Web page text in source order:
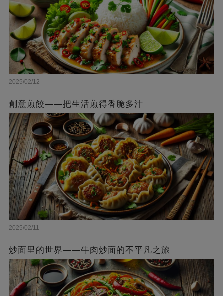
2025/02/12
創意煎餃——把生活煎得香脆多汁
2025/02/11
炒面里的世界——牛肉炒面的不平凡之旅